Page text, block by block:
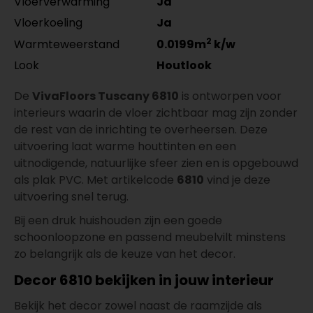
Vloerkoeling
Ja
Warmteweerstand
0.0199m2 k/w
Look
Houtlook
De VivaFloors Tuscany 6810 is ontworpen voor
interieurs waarin de vloer zichtbaar mag zijn zonder
de rest van de inrichting te overheersen. Deze
uitvoering laat warme houttinten en een
uitnodigende, natuurlijke sfeer zien en is opgebouwd
als plak PVC. Met artikelcode 6810 vind je deze
uitvoering snel terug.
Bij een druk huishouden zijn een goede
schoonloopzone en passend meubelvilt minstens
zo belangrijk als de keuze van het decor.
Decor 6810 bekijken in jouw interieur
Bekijk het decor zowel naast de raamzijde als